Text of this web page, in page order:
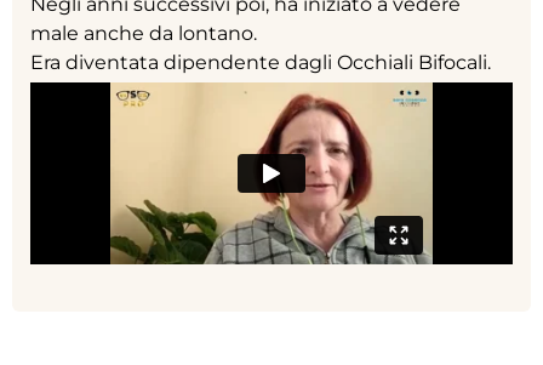
male anche da lontano.
Era diventata dipendente dagli Occhiali Bifocali.